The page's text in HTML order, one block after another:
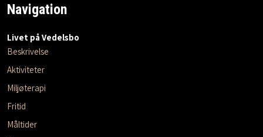
Navigation
Livet på Vedelsbo​
Beskrivelse
Aktiviteter
Miljøterapi
Fritid
Måltider